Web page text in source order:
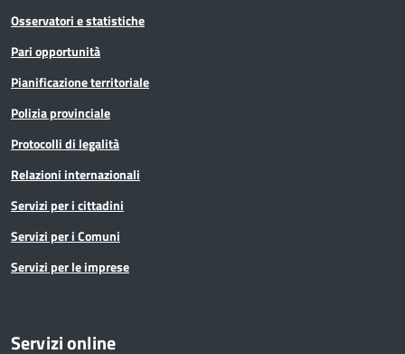
Osservatori e statistiche
Pari opportunità
Pianificazione territoriale
Polizia provinciale
Protocolli di legalità
Relazioni internazionali
Servizi per i cittadini
Servizi per i Comuni
Servizi per le imprese
Servizi online